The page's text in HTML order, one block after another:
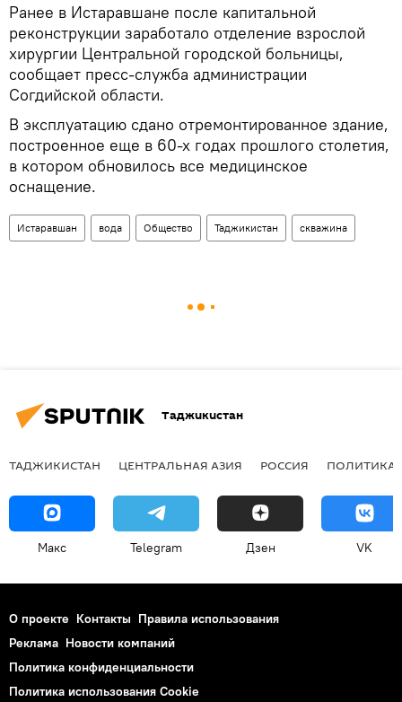
Ранее в Истаравшане после капитальной
реконструкции заработало отделение взрослой
хирургии Центральной городской больницы,
сообщает пресс-служба администрации
Согдийской области.
В эксплуатацию сдано отремонтированное здание,
построенное еще в 60-х годах прошлого столетия,
в котором обновилось все медицинское
оснащение.
Истаравшан вода Общество Таджикистан скважина
Таджикистан
ТАДЖИКИСТАН ЦЕНТРАЛЬНАЯ АЗИЯ РОССИЯ ПОЛИТИКА
Макс Telegram Дзен VK
О проекте Контакты Правила использования
Реклама Новости компаний
Политика конфиденциальности
Политика использования Cookie